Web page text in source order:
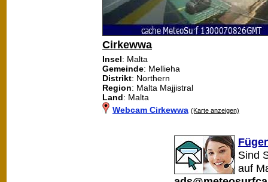
Cirkewwa
Insel: Malta
Gemeinde: Mellieha
Distrikt: Northern
Region: Malta Majjistral
Land: Malta
Webcam Cirkewwa (Karte anzeigen)
Sind
auf